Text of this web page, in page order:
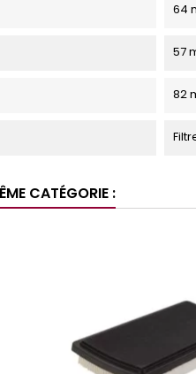
64
57
82
CATÉGORIE :